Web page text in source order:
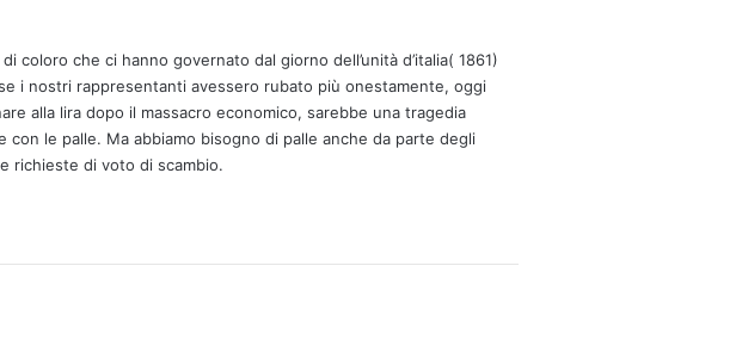
coloro che ci hanno governato dal giorno dell’unità d’italia( 1861)
i nostri rappresentanti avessero rubato più onestamente, oggi
alla lira dopo il massacro economico, sarebbe una tragedia
le palle. Ma abbiamo bisogno di palle anche da parte degli
richieste di voto di scambio.